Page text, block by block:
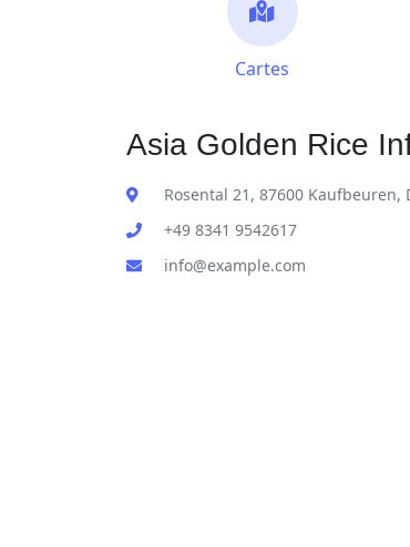
Cartes
Asia Golden Rice
Rosental 21, 87600 Kaufbeuren,
+49 8341 9542617
info@example.com